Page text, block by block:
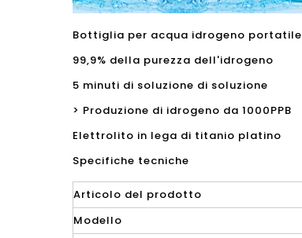
Bottiglia per acqua idrogeno portatile
99,9% della purezza dell'idrogeno
5 minuti di soluzione di soluzione
> Produzione di idrogeno da 1000PPB
Elettrolito in lega di titanio platino
Specifiche tecniche
Articolo del prodotto
Modello